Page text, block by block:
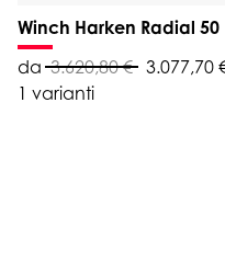
Winch Harken Radial 50
da 3.620,80 € 3.077,70
1 varianti